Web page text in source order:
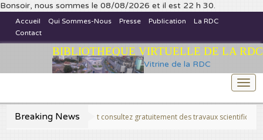
Bonsoir, nous sommes le 08/08/2026 et il est 22 h 30.
Accueil Qui Sommes-Nous Presse Publication
La RDC
Contact
Vitrine de la RDC
BIBLIOTHEQUE VIRTUELLE DE LA RDC
Breaking News
>>Publiez et consultez gratuitement des travaux scientifiques fins